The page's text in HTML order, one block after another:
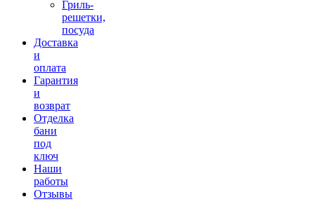
Гриль-
решетки,
посуда
Доставка
и
оплата
Гарантия
и
возврат
Отделка
бани
под
ключ
Наши
работы
Отзывы